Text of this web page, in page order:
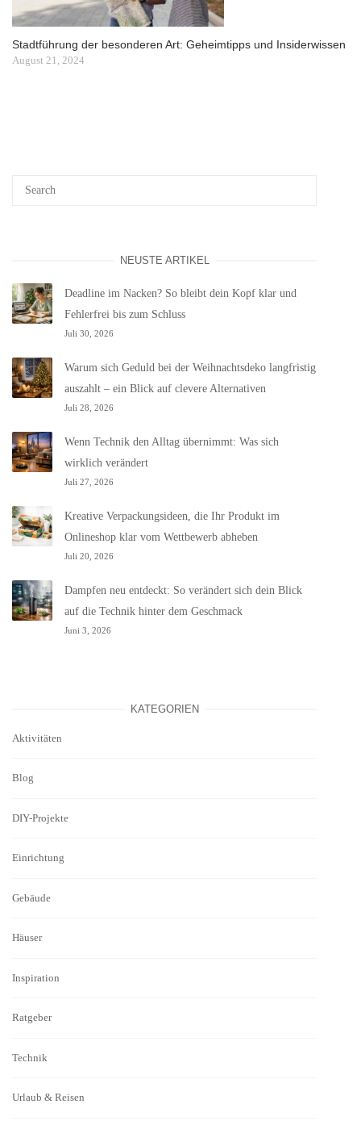
Stadtführung der besonderen Art: Geheimtipps und Insiderwissen
August 21, 2024
NEUSTE ARTIKEL
Deadline im Nacken? So bleibt dein Kopf klar und
Fehlerfrei bis zum Schluss
Juli 30, 2026
Warum sich Geduld bei der Weihnachtsdeko langfristig
auszahlt – ein Blick auf clevere Alternativen
Juli 28, 2026
Wenn Technik den Alltag übernimmt: Was sich
wirklich verändert
Juli 27, 2026
Kreative Verpackungsideen, die Ihr Produkt im
Onlineshop klar vom Wettbewerb abheben
Juli 20, 2026
Dampfen neu entdeckt: So verändert sich dein Blick
auf die Technik hinter dem Geschmack
Juni 3, 2026
KATEGORIEN
Aktivitäten
Blog
DIY-Projekte
Einrichtung
Gebäude
Häuser
Inspiration
Ratgeber
Technik
Urlaub & Reisen